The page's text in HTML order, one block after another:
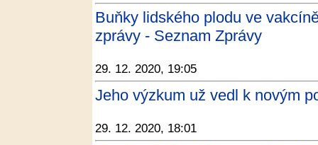
Buňky lidského plodu ve
zprávy - Seznam Zprávy
29. 12. 2020, 19:05
Jeho výzkum už vedl k novým
29. 12. 2020, 18:01